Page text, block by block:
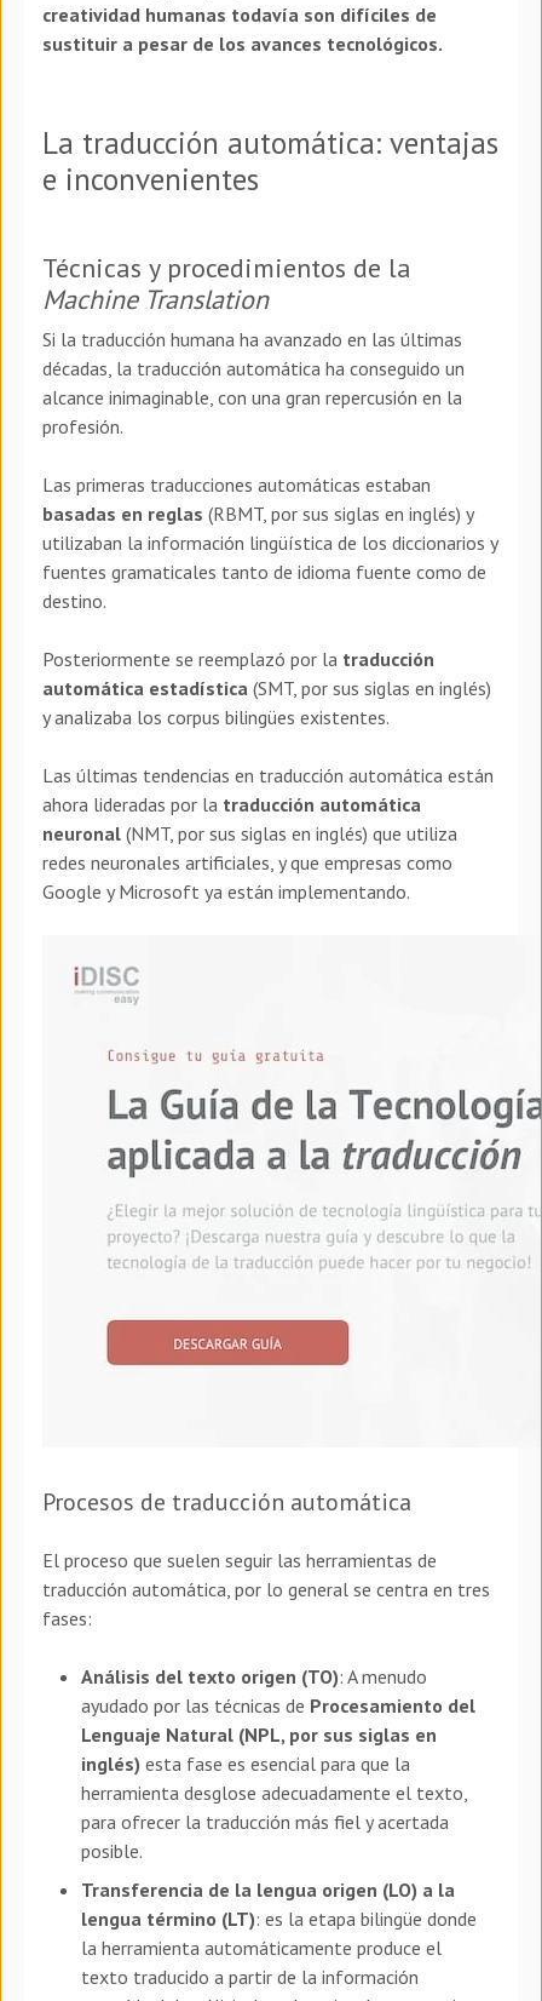
creatividad humanas todavía son difíciles de
sustituir a pesar de los avances tecnológicos.
La traducción automática: ventajas
e inconvenientes
Técnicas y procedimientos de la
Machine Translation
Si la traducción humana ha avanzado en las últimas
décadas, la traducción automática ha conseguido un
alcance inimaginable, con una gran repercusión en la
profesión.
Las primeras traducciones automáticas estaban
basadas en reglas (RBMT, por sus siglas en inglés) y
utilizaban la información lingüística de los diccionarios y
fuentes gramaticales tanto de idioma fuente como de
destino.
Posteriormente se reemplazó por la traducción
automática estadística (SMT, por sus siglas en inglés)
y analizaba los corpus bilingües existentes.
Las últimas tendencias en traducción automática están
ahora lideradas por la traducción automática
neuronal (NMT, por sus siglas en inglés) que utiliza
redes neuronales artificiales, y que empresas como
Google y Microsoft ya están implementando.
Procesos de traducción automática
El proceso que suelen seguir las herramientas de
traducción automática, por lo general se centra en tres
fases:
Análisis del texto origen (TO): A menudo
ayudado por las técnicas de Procesamiento del
Lenguaje Natural (NPL, por sus siglas en
inglés) esta fase es esencial para que la
herramienta desglose adecuadamente el texto,
para ofrecer la traducción más fiel y acertada
posible.
Transferencia de la lengua origen (LO) a la
lengua término (LT): es la etapa bilingüe donde
la herramienta automáticamente produce el
texto traducido a partir de la información